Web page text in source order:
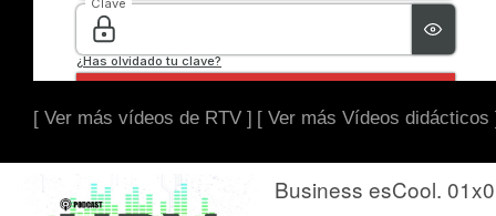
[ Ver más vídeos de RTV ] [ Ver más Vídeos didácticos
Business esCool.